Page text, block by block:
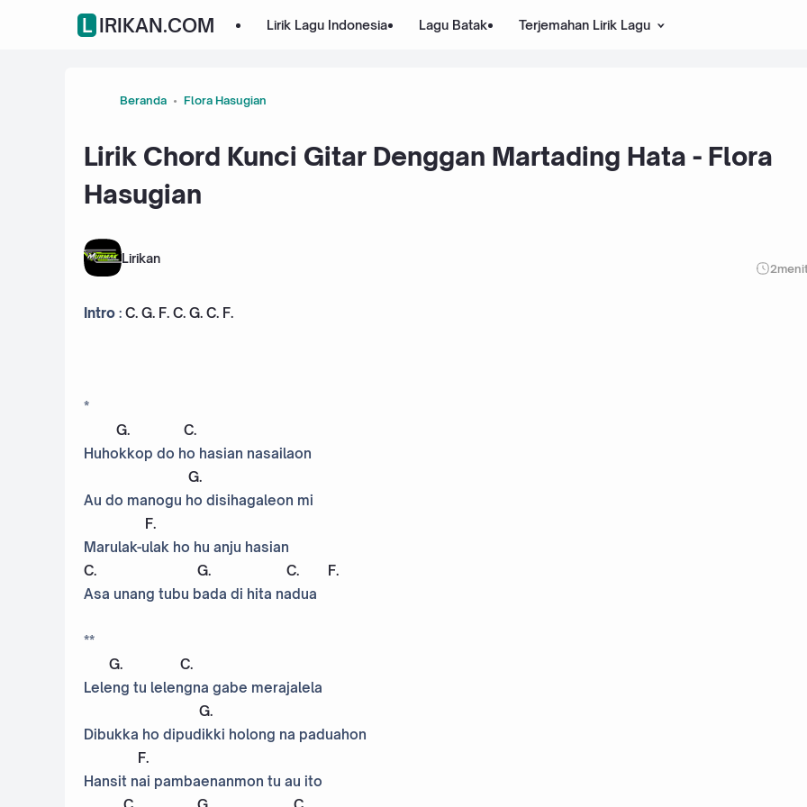
LIRIKAN.COM Lirik Lagu Indonesia Lagu Batak Terjemahan Lirik Lagu
Beranda Flora Hasugian
Lirik Chord Kunci Gitar Denggan Martading Hata - Flora
Hasugian
Lirikan
2
Intro : C. G. F. C. G. C. F.
*
G. C.
Huhokkop do ho hasian nasailaon
G.
Au do manogu ho disihagaleon mi
F.
Marulak-ulak ho hu anju hasian
C. G. C. F.
Asa unang tubu bada di hita nadua
**
G. C.
Leleng tu lelengna gabe merajalela
G.
Dibukka ho dipudikki holong na paduahon
F.
Hansit nai pambaenanmon tu au ito